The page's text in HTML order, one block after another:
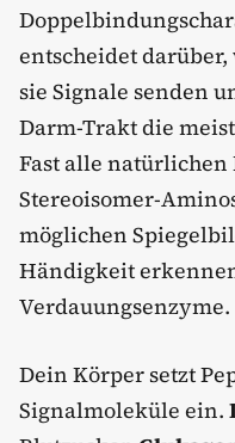
entscheidet
sie Signale senden
Darm-Trakt die
Fast alle natürlichen
Stereoisomer-
möglichen
Händigkeit
Verdauungsenzyme.
Dein Körper setzt
Signalmoleküle ein.